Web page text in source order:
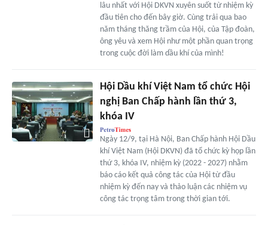
lâu nhất với Hội DKVN xuyên suốt từ nhiệm kỳ
đầu tiên cho đến bây giờ. Cùng trải qua bao
năm tháng thăng trầm của Hội, của Tập đoàn,
ông yêu và xem Hội như một phần quan trọng
trong cuộc đời làm dầu khí của mình!
Hội Dầu khí Việt Nam tổ chức Hội
nghị Ban Chấp hành lần thứ 3,
khóa IV
Ngày 12/9, tại Hà Nội, Ban Chấp hành Hội Dầu
khí Việt Nam (Hội DKVN) đã tổ chức kỳ họp lần
thứ 3, khóa IV, nhiệm kỳ (2022 - 2027) nhằm
báo cáo kết quả công tác của Hội từ đầu
nhiệm kỳ đến nay và thảo luận các nhiệm vụ
công tác trọng tâm trong thời gian tới.